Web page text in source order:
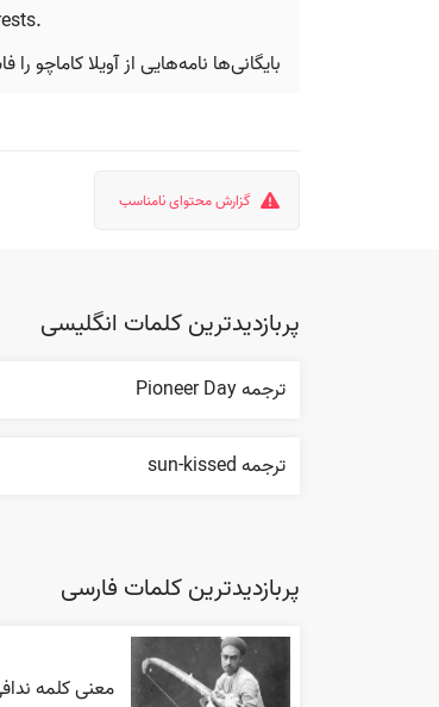
بایگانی‌ها نامه‌هایی از آویلا
گزارش محتوای نامناسب
پربازدیدترین کلمات انگلیسی
ترجمه Pioneer Day
ترجمه sun-kissed
پربازدیدترین کلمات فارسی
معنی کلمه